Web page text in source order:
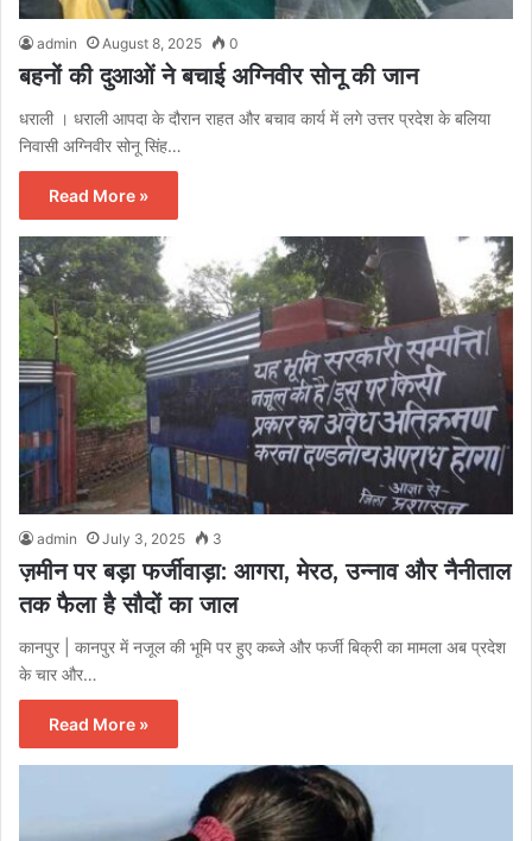
admin August 8, 2025 0
बहनों की दुआओं ने बचाई अग्निवीर सोनू की जान
धराली । धराली आपदा के दौरान राहत और बचाव कार्य में लगे उत्तर प्रदेश के बलिया
निवासी अग्निवीर सोनू सिंह…
Read More »
admin July 3, 2025 3
ज़मीन पर बड़ा फर्जीवाड़ा: आगरा, मेरठ, उन्नाव और नैनीताल
तक फैला है सौदों का जाल
कानपुर | कानपुर में नजूल की भूमि पर हुए कब्जे और फर्जी बिक्री का मामला अब प्रदेश
के चार और…
Read More »